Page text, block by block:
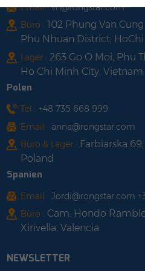
Email :vn@rongstar.com
Büro : 102 Phung Van
Phu Nhuan District, HoChi
Lager : 263 Go O Moi, Phu
Ho Chi Minh City, Vietnam
Polen
Tel : +48 735 668 999
Email : anna@rongstar.com
Büro & Lager : Farbiarska
Poland
Spanien
Email : Jordi@rongstar.com
Büro : Cam. Hondo
Xirivella, Valencia
NEWSLETTER